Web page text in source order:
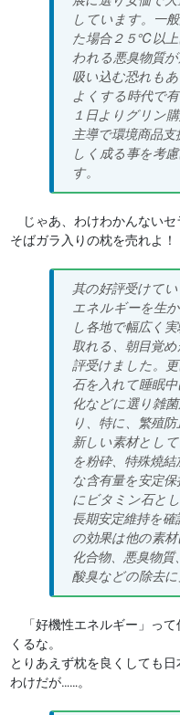
しています。一
た場合２５℃以
われる悪臭物質
吸い込む恐れも
よくする時代で
１日よりグリン
主導で環境商品
しく成る事を考
す。
じゃあ、わけわかんないセ
そばガラ入りの枕を売れよ！
其の好評受けて
エネルギーを生
し各地で幅広く
取れる、朝目覚
評受けました。
石を入れて睡眠
化などに選り雑
り、特に、繁殖
新しい素材とし
を粉砕、特殊燒
な含有量を安定
にビタミン石と
長期安定維持を
の効果は他の素
化合物、悪臭物質
酸臭などの除去に
「好機性エネルギー」って
くるな。
とりあえず枕を良くしても
わけだが……。